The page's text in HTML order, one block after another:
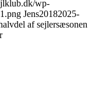
wp-
Jens20182025-
af sejlersæsonen